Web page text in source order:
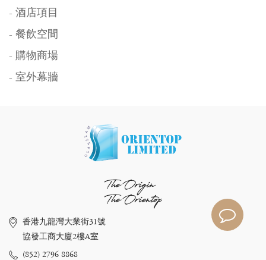
- 酒店項目
- 餐飲空間
- 購物商場
- 室外幕牆
The Origin
The Orientop
香港九龍灣大業街31號
協發工商大廈2樓A室
(852) 2796 8868